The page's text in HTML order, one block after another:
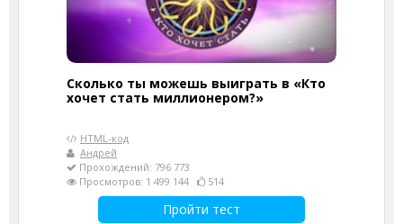
Сколько ты можешь выиграть в «Кто
хочет стать миллионером?»
HTML-код
Андрей
Прохождений: 796 773
Просмотров: 1 499 144
514
Пройти тест